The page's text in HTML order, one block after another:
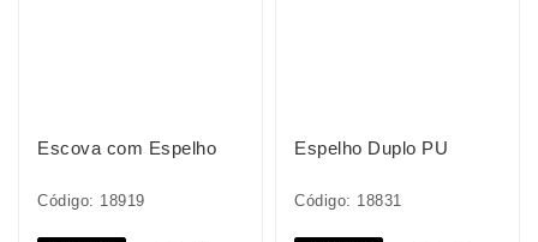
Escova com Espelho
Código: 18919
Espelho Duplo PU
Código: 18831